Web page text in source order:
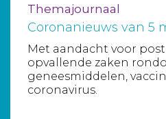
Themajournaal
Coronanieuws van 5
Met aandacht voor
opvallende zaken
geneesmiddelen,
coronavirus.